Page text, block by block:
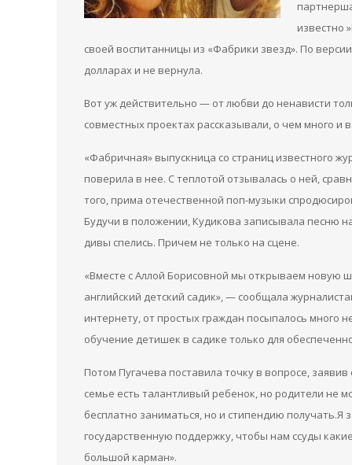
известно
своей воспитанницы из «Фабрики звезд». По
долларах и не вернула.
Вот уж действительно — от любви до ненависти
совместных проектах рассказывали, о чем много и
«Фабричная» выпускница со страниц известного
поверила в нее. С теплотой отзывалась о ней,
того, прима отечественной поп-музыки
Будучи в положении, Кудикова записывала песню
дивы спелись. Причем не только на сцене.
«Вместе с Аллой Борисовной мы открываем новую
английский детский садик», — сообщала
интернету, от простых граждан посыпалось много
обучение детишек в садике только для
Потом Пугачева поставила точку в вопросе,
семье есть талантливый ребенок, но родители не
бесплатно заниматься, но и стипендию получать.Я
государственную поддержку, чтобы нам ссуды
большой карман».